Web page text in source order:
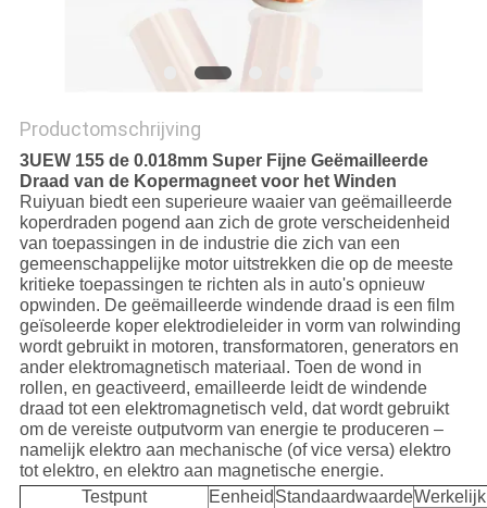
Productomschrijving
3UEW 155 de 0.018mm Super Fijne Geëmailleerde
Draad van de Kopermagneet voor het Winden
Ruiyuan biedt een superieure waaier van geëmailleerde
koperdraden pogend aan zich de grote verscheidenheid
van toepassingen in de industrie die zich van een
gemeenschappelijke motor uitstrekken die op de meeste
kritieke toepassingen te richten als in auto's opnieuw
opwinden. De geëmailleerde windende draad is een film
geïsoleerde koper elektrodieleider in vorm van rolwinding
wordt gebruikt in motoren, transformatoren, generators en
ander elektromagnetisch materiaal. Toen de wond in
rollen, en geactiveerd, emailleerde leidt de windende
draad tot een elektromagnetisch veld, dat wordt gebruikt
om de vereiste outputvorm van energie te produceren –
namelijk elektro aan mechanische (of vice versa) elektro
tot elektro, en elektro aan magnetische energie.
Testpunt
Eenheid Standaardwaarde